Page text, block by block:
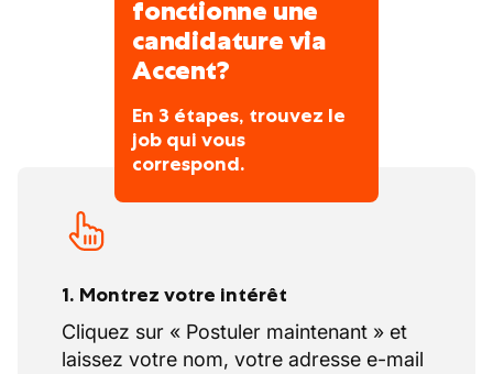
fonctionne une
candidature via
Accent?
En 3 étapes, trouvez le
job qui vous
correspond.
1. Montrez votre intérêt
Cliquez sur « Postuler maintenant » et
laissez votre nom, votre adresse e-mail